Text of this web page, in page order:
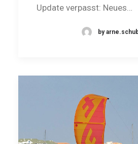
Update verpasst: Neues…
by